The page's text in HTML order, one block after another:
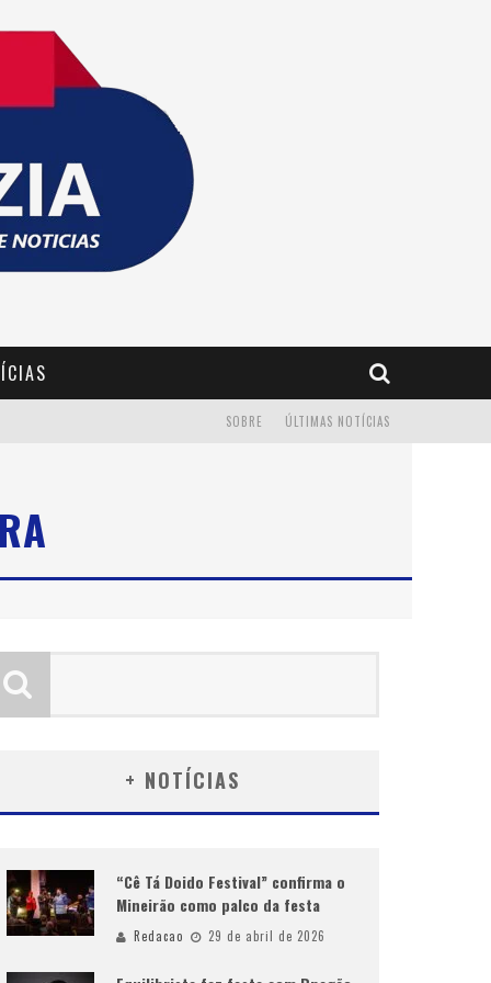
ÚLTIMAS NOTÍCIAS
SOBRE
+ NOTÍCIAS
“Cê Tá Doido Festival” confirma o
Mineirão como palco da festa
Redacao 29 de abril de 2026